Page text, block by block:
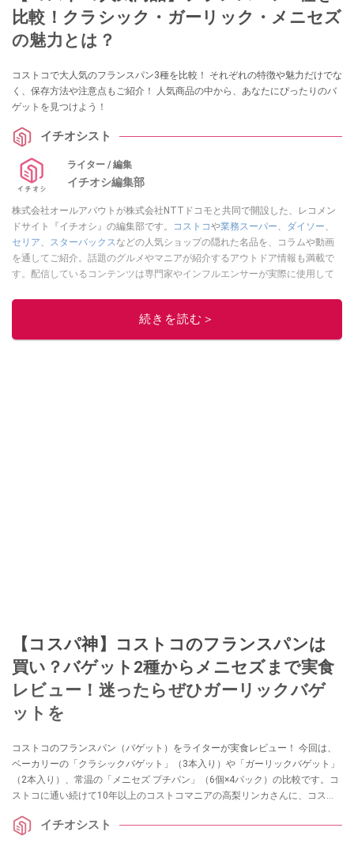
比較！クラシック・ガーリック・メニセズ
の魅力とは？
コストコで大人気のフランスパン3種を比較！ それぞれの特徴や魅力だけでな
く、保存方法や注意点もご紹介！ 人気商品の中から、あなたにぴったりのバ
ゲットを見つけよう！
イチオシスト
ライター / 編集
イチオシ編集部
株式会社オールアバウトが株式会社NTTドコモと共同で開設した、レコメン
ドサイト『イチオシ』の編集部です。
コストコや業務スーパー ダイソー
セリア
スターバックス などの人気ショップの隠れた名品を、コラムや動画
を通してご紹介。話題のグルメやマニアが紹介するアウトドア情報も満載で
す。配信しているコンテンツは専門家やインフルエンサーが実際に使用して
ニュースでフォロー
続きを読む＞
【コスパ神】コストコのフランスパンは
買い？バゲット2種からメニセズまで実食
レビュー！迷ったらぜひガーリックバゲ
ットを
コストコのフランスパン（バゲット）をライターが実食レビュー！ 今回は、
ベーカリーの「クラシックバゲット」（3本入り）や「ガーリックバゲット」
（2本入り）、常温の「メニセズ プチパン」（6個×4パック）の比較です。コ
ストコに通い続けて10年以上のコストコマニアの高梨リンカさんに、コスト
うかがいました。ぜひ、お買い物やアレンジレシピの参考にしてください
イチオシスト